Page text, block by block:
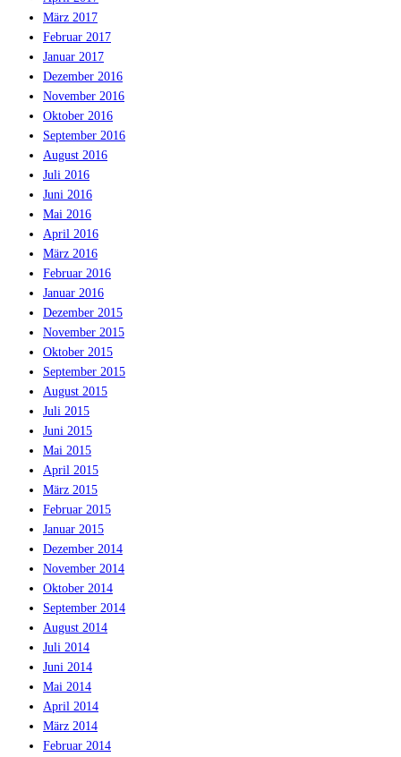
März 2017
Februar 2017
Januar 2017
Dezember 2016
November 2016
Oktober 2016
September 2016
August 2016
Juli 2016
Juni 2016
Mai 2016
April 2016
März 2016
Februar 2016
Januar 2016
Dezember 2015
November 2015
Oktober 2015
September 2015
August 2015
Juli 2015
Juni 2015
Mai 2015
April 2015
März 2015
Februar 2015
Januar 2015
Dezember 2014
November 2014
Oktober 2014
September 2014
August 2014
Juli 2014
Juni 2014
Mai 2014
April 2014
März 2014
Februar 2014